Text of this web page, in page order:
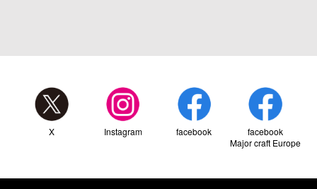
X Instagram facebook
facebook
Major craft Europe